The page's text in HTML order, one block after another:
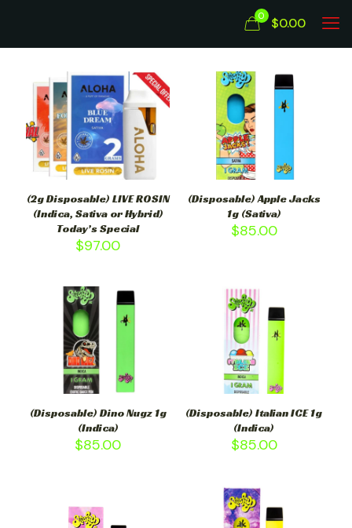
0 $0.00
(2g Disposable) LIVE ROSIN
(Indica, Sativa or Hybrid)
Today’s Special
$97.00
(Disposable) Apple Jacks
1g (Sativa)
$85.00
(Disposable) Dino Nugz 1g
(Indica)
$85.00
(Disposable) Italian ICE 1g
(Indica)
$85.00